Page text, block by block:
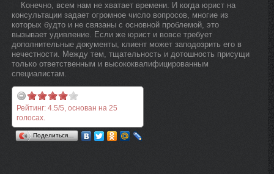
Конечно, всем нам не хватает времени. И когда юрист на
консультации задает огромное число вопросов, многие из
которых будто и не связаны с основной проблемой, это
вызывает удивление. Если же юрист и вовсе требует
дополнительные документы, клиент может заподозрить его в
нечестности. Между тем, тщательность и дотошность присущи
только ответственным и высококвалифицированным
специалистам.
Рейтинг: 4.5/5, основан на 25
голосах.
Поделиться…